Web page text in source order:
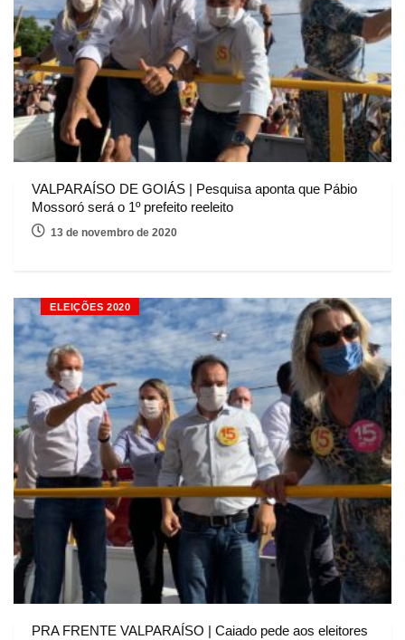
VALPARAÍSO DE GOIÁS | Pesquisa aponta que Pábio
Mossoró será o 1º prefeito reeleito
13 de novembro de 2020
ELEIÇÕES 2020
PRA FRENTE VALPARAÍSO | Caiado pede aos eleitores